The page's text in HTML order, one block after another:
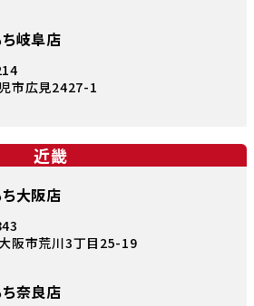
岐阜店
市広見2427-1
近畿
大阪店
阪市荒川3丁目25-19
奈良店